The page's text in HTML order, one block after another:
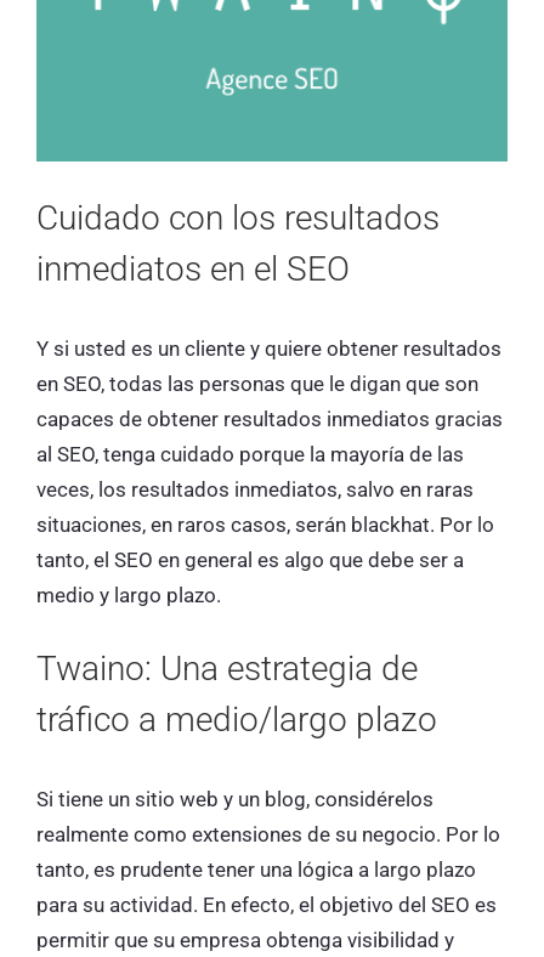
Cuidado con los resultados
inmediatos en el SEO
Y si usted es un cliente y quiere obtener resultados
en SEO, todas las personas que le digan que son
capaces de obtener resultados inmediatos gracias
al SEO, tenga cuidado porque la mayoría de las
veces, los resultados inmediatos, salvo en raras
situaciones, en raros casos, serán blackhat. Por lo
tanto, el SEO en general es algo que debe ser a
medio y largo plazo.
Twaino: Una estrategia de
tráfico a medio/largo plazo
Si tiene un sitio web y un blog, considérelos
realmente como extensiones de su negocio. Por lo
tanto, es prudente tener una lógica a largo plazo
para su actividad. En efecto, el objetivo del SEO es
permitir que su empresa obtenga visibilidad y